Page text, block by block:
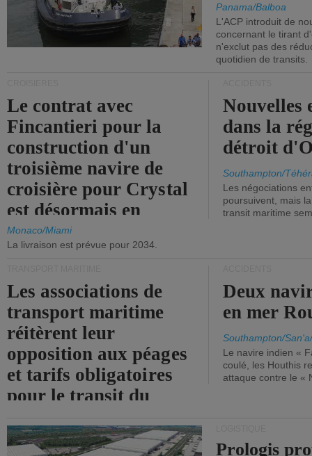
Panama/Balboa
L'ACP introduit de
concernant le tirant
n'exclut pas des
quotidien de transits.
Le contrat avec
Fincantieri pour la
construction d'un
troisième navire de
croisière pour Crystal
est désormais en
vigueur.
Monaco/Miami
La livraison est prévue pour 2034.
Nouvelles
dans la
détroit
Southampton/
Les négociations
poursuivent, mais
transit maritime
Les associations de
transport maritime
réitèrent leur
opposition aux péages
et tarifs obligatoires
pour le transit du
Deux
en mer
Southampton/
Le navire indien «
coulé, les Houthis
attaque contre le «
Prologis